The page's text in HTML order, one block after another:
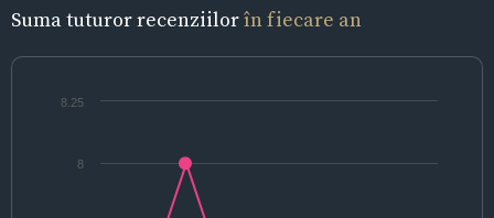
Suma tuturor recenziilorîn fiecare an
8
8.25